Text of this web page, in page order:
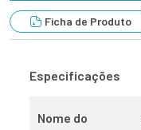
Ficha de Produto
Especificações
Nome do